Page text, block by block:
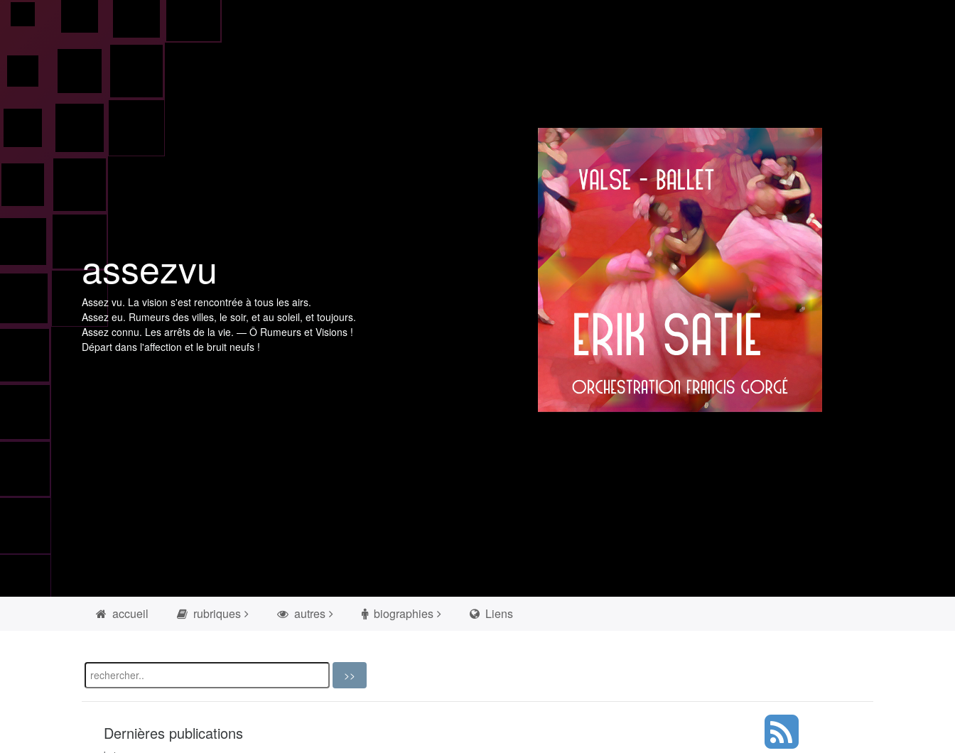
assezvu
Assez vu. La vision s'est rencontrée à tous les airs.
Assez eu. Rumeurs des villes, le soir, et au soleil, et toujours.
Assez connu. Les arrêts de la vie. — Ô Rumeurs et Visions !
Départ dans l'affection et le bruit neufs !
accueil rubriques autres biographies Liens
Dernières publications